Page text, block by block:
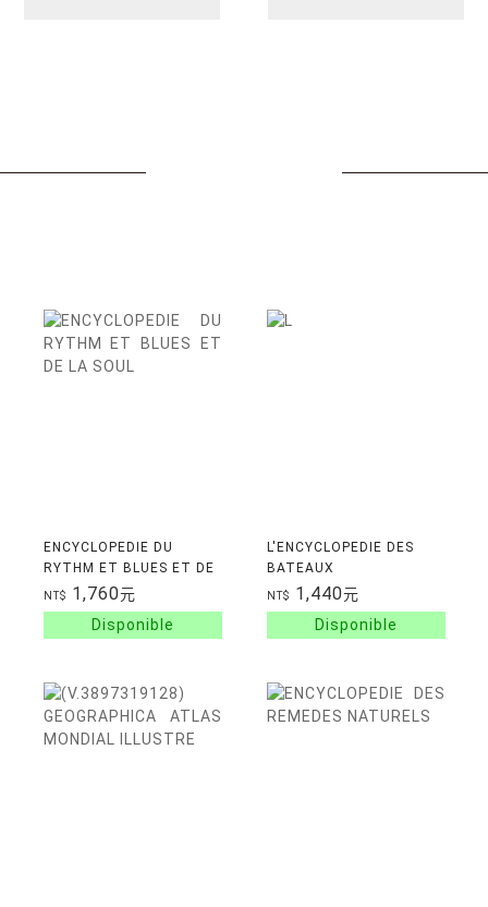
ENCYCLOPEDIE DU
RYTHM ET BLUES ET DE
LA SOUL
NT$ 1,760元
L'ENCYCLOPEDIE DES
BATEAUX
NT$ 1,440元